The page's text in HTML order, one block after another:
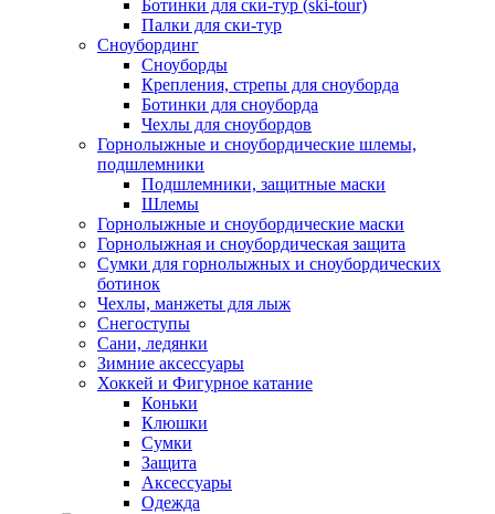
Ботинки для ски-тур (ski-tour)
Палки для ски-тур
Сноубординг
Сноуборды
Крепления, стрепы для сноуборда
Ботинки для сноуборда
Чехлы для сноубордов
Горнолыжные и сноубордические шлемы,
подшлемники
Подшлемники, защитные маски
Шлемы
Горнолыжные и сноубордические маски
Горнолыжная и сноубордическая защита
Сумки для горнолыжных и сноубордических
ботинок
Чехлы, манжеты для лыж
Снегоступы
Сани, ледянки
Зимние аксессуары
Хоккей и Фигурное катание
Коньки
Клюшки
Сумки
Защита
Аксессуары
Одежда